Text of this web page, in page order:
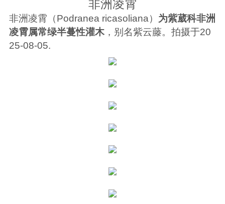
非洲凌霄
非洲凌霄（Podranea ricasoliana） 为紫葳科非洲
凌霄属常绿半蔓性灌木，别名紫云藤。拍摄于20
25-08-05.